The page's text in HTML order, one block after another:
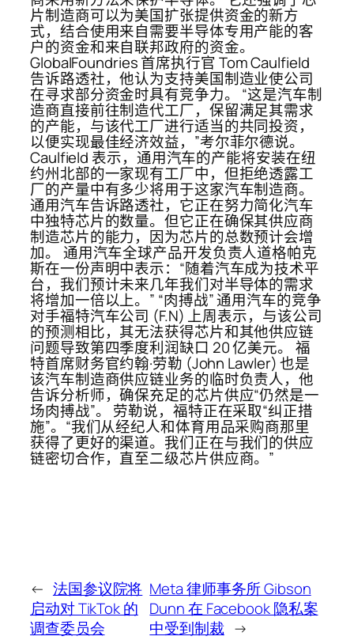
片制造商可以为美国扩张提供资金的新方
式，结合使用来自需要半导体专用产能的客
户的资金和来自联邦政府的资金。
GlobalFoundries 首席执行官 Tom Caulfield
告诉路透社，他认为支持美国制造业使公司
在寻求部分资金时具有竞争力。 “这是汽车制
造商直接前往制造代工厂，保留满足其需求
的产能，与该代工厂进行适当的共同投资，
以便实现最佳经济效益，”考尔菲尔德说。
Caulfield 表示，通用汽车的产能将安装在纽
约州北部的一家现有工厂中，但拒绝透露工
厂的产量中有多少将用于这家汽车制造商。
通用汽车告诉路透社，它正在努力简化汽车
中独特芯片的数量。但它正在确保其供应商
制造芯片的能力，因为芯片的总数预计会增
加。 通用汽车全球产品开发负责人道格帕克
斯在一份声明中表示：“随着汽车成为技术平
台，我们预计未来几年我们对半导体的需求
将增加一倍以上。” “肉搏战” 通用汽车的竞争
对手福特汽车公司 (F.N) 上周表示，与该公司
的预测相比，其无法获得芯片和其他供应链
问题导致第四季度利润缺口 20 亿美元。 福
特首席财务官约翰·劳勒 (John Lawler) 也是
该汽车制造商供应链业务的临时负责人，他
告诉分析师，确保充足的芯片供应“仍然是一
场肉搏战”。 劳勒说，福特正在采取“纠正措
施”。“我们从经纪人和体育用品采购商那里
获得了更好的渠道。我们正在与我们的供应
链密切合作，直至二级芯片供应商。”
← 法国参议院将
启动对 TikTok 的
调查委员会
Meta 律师事务所 Gibson
Dunn 在 Facebook 隐私案
中受到制裁 →